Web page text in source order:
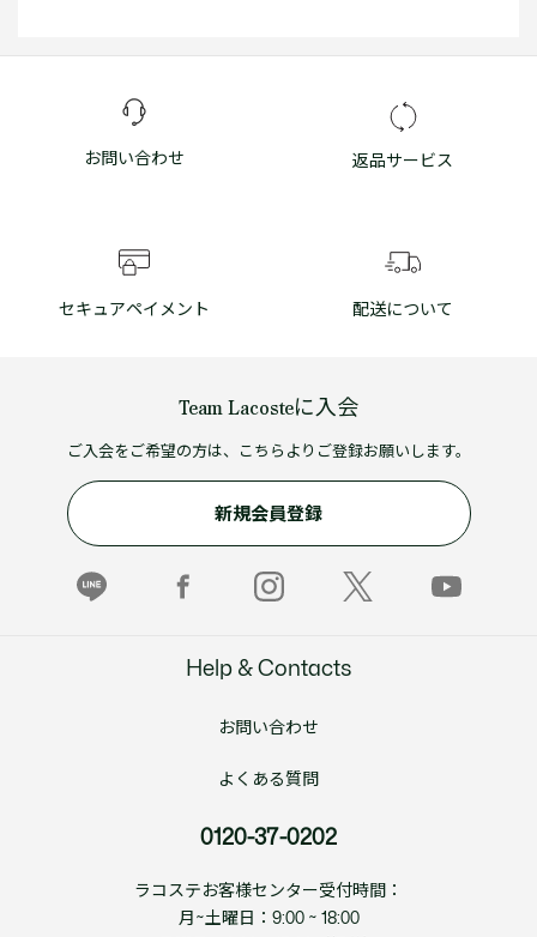
お問い合わせ 返品サービス
セキュアペイメント 配送について
Team Lacosteに入会
ご入会をご希望の方は、こちらよりご登録お願いします。
新規会員登録
Help & Contacts
お問い合わせ
よくある質問
0120-37-0202
ラコステお客様センター受付時間：
月~土曜日：9:00 ~ 18:00